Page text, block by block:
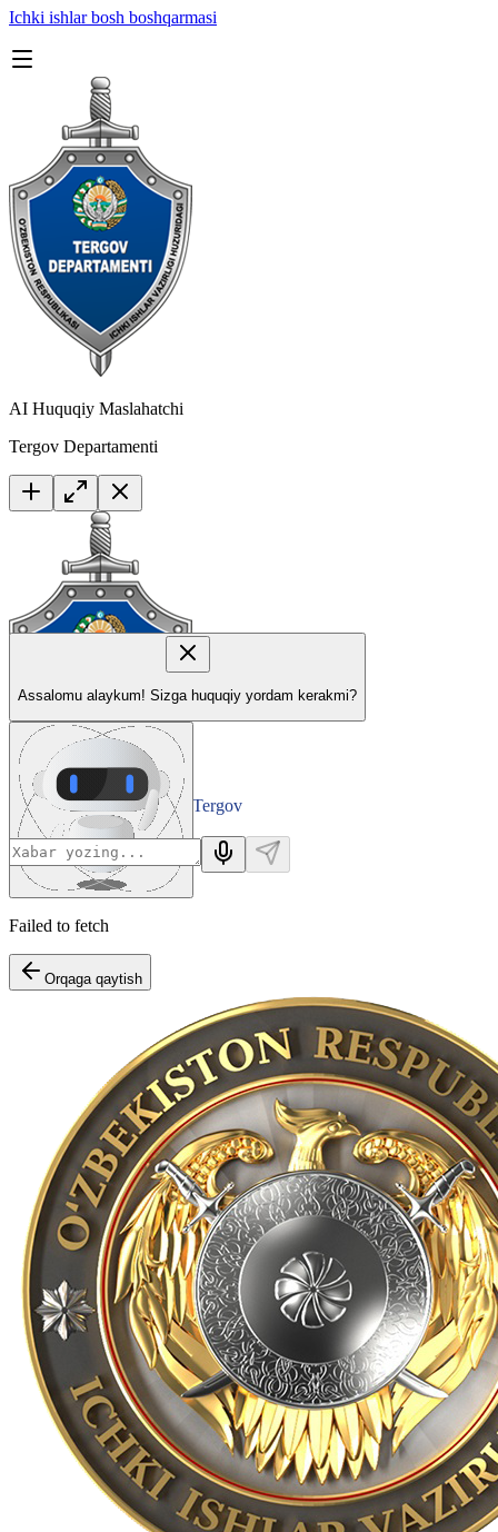
Ichki ishlar bosh boshqarmasi
AI Huquqiy Maslahatchi
Tergov Departamenti
Tergov
Departamenti
Assalomu alaykum! Sizga huquqiy yordam kerakmi?
Failed to fetch
Orqaga qaytish